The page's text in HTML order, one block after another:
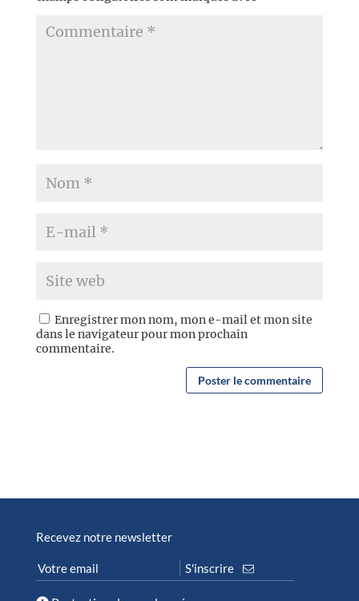
Enregistrer mon nom, mon e-mail et mon site
dans le navigateur pour mon prochain
commentaire.
Recevez notre newsletter